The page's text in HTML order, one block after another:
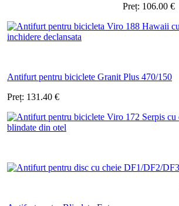
Preț: 106.00 €
Antifurt pentru biciclete Granit Plus 470/150
Preț: 131.40 €